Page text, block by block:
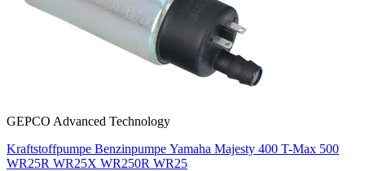
GEPCO Advanced Technology
Kraftstoffpumpe Benzinpumpe Yamaha Majesty 400 T-Max 500
WR25R WR25X WR250R WR25